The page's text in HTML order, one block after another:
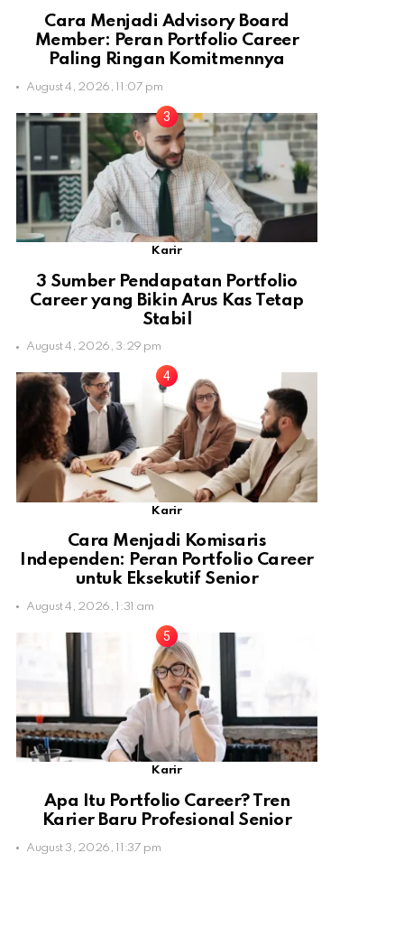
Cara Menjadi Advisory Board
Member: Peran Portfolio Career
Paling Ringan Komitmennya
August 4, 2026, 11:07 pm
Karir
3 Sumber Pendapatan Portfolio
Career yang Bikin Arus Kas Tetap
Stabil
August 4, 2026, 3:29 pm
Karir
Cara Menjadi Komisaris
Independen: Peran Portfolio Career
untuk Eksekutif Senior
August 4, 2026, 1:31 am
Karir
Apa Itu Portfolio Career? Tren
Karier Baru Profesional Senior
August 3, 2026, 11:37 pm